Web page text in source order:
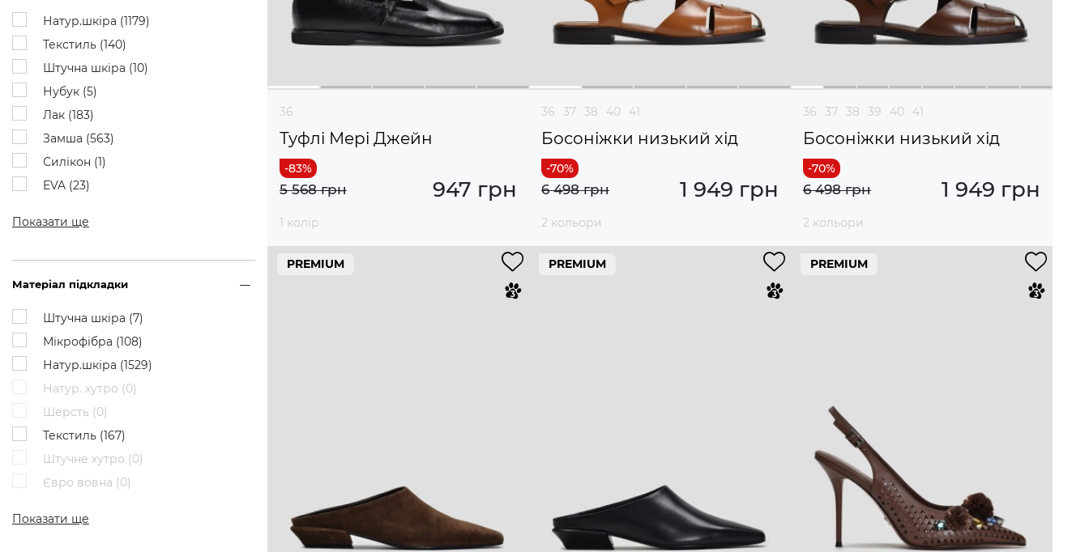
Натур.шкіра (1179)
Текстиль (140)
Штучна шкіра (10)
Нубук (5)
Лак (183)
Замша (563)
Силікон (1)
EVA (23)
Показати ще
Матеріал підкладки
Штучна шкіра (7)
Мікрофібра (108)
Натур.шкіра (1529)
Натур. хутро (0)
Шерсть (0)
Текстиль (167)
Штучне хутро (0)
Євро вовна (0)
Показати ще
36
Туфлі Мері Джейн
947 грн
5 568 грн
1 колір
36 37 38 40 41
Босоніжки низький хід
1 949 грн
6 498 грн
2 кольори
36 37 38 39 40 41
Босоніжки низький хід
1 949 грн
6 498 грн
2 кольори
PREMIUM PREMIUM PREMIUM